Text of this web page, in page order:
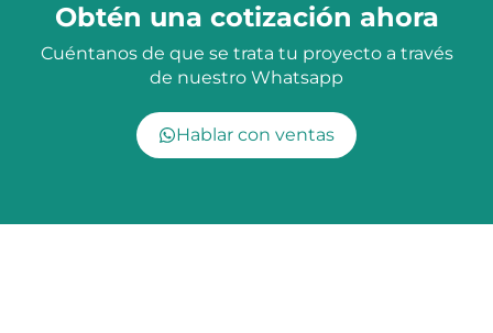
Obtén una cotización ahora
Cuéntanos de que se trata tu proyecto a través
de nuestro Whatsapp
Hablar con ventas